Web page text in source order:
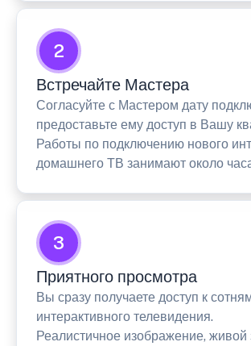
2
Встречайте Мастера
Согласуйте с Мастером дату
предоставьте ему доступ в Вашу
Работы по подключению нового
домашнего ТВ занимают около
3
Приятного просмотра
Вы сразу получаете доступ к
интерактивного телевидения.
Реалистичное изображение, живой